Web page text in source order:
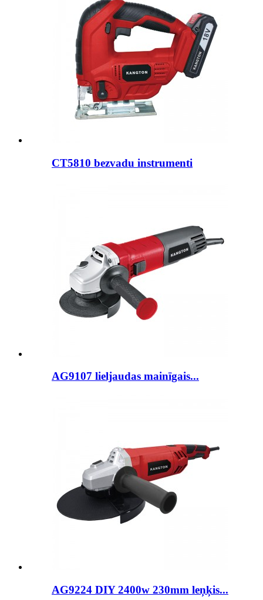
CT5810 bezvadu instrumenti
AG9107 lieljaudas mainīgais...
AG9224 DIY 2400w 230mm leņķis...